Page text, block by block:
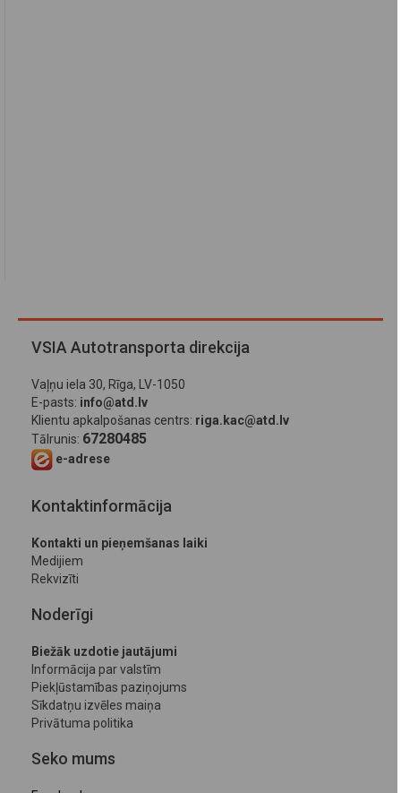
VSIA Autotransporta direkcija
Vaļņu iela 30, Rīga, LV-1050
E-pasts: info@atd.lv
Klientu apkalpošanas centrs: riga.kac@atd.lv
Tālrunis: 67280485
e-adrese
Kontaktinformācija
Kontakti un pieņemšanas laiki
Medijiem
Rekvizīti
Noderīgi
Biežāk uzdotie jautājumi
Informācija par valstīm
Piekļūstamības paziņojums
Sīkdatņu izvēles maiņa
Privātuma politika
Seko mums